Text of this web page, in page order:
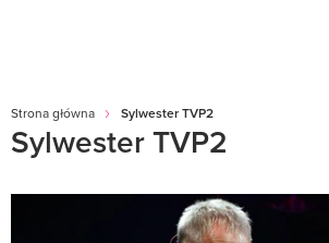
Strona główna Sylwester TVP2
Sylwester TVP2